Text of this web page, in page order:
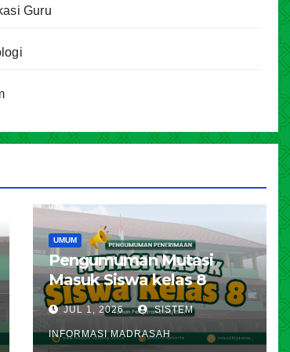
Guru
UMUM
Pengumuman Mutasi
Masuk Siswa kelas 8
Tahun Pelajaran 2026 –
2027
JUL 1, 2026 SISTEM
INFORMASI MADRASAH